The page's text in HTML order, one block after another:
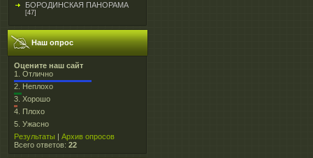
БОРОДИНСКАЯ ПАНОРАМА
[47]
Наш опрос
Оцените наш сайт
1. Отлично
2. Неплохо
3. Хорошо
4. Плохо
5. Ужасно
Результаты | Архив опросов
Всего ответов: 22